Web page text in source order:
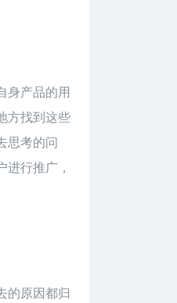
身产品的用
方找到这些
思考的问
进行推广，
的原因都归